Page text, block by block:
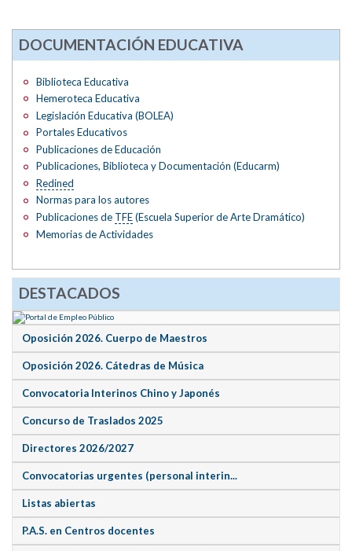
DOCUMENTACIÓN EDUCATIVA
Biblioteca Educativa
Hemeroteca Educativa
Legislación Educativa (BOLEA)
Portales Educativos
Publicaciones de Educación
Publicaciones, Biblioteca y Documentación (Educarm)
Redined
Normas para los autores
Publicaciones de TFE(Escuela Superior de Arte Dramático)
Memorias de Actividades
DESTACADOS
Oposición 2026. Cuerpo de Maestros
Oposición 2026. Cátedras de Música
Convocatoria Interinos Chino y Japonés
Concurso de Traslados 2025
Directores 2026/2027
Convocatorias urgentes (personal interin...
Listas abiertas
P.A.S. en Centros docentes